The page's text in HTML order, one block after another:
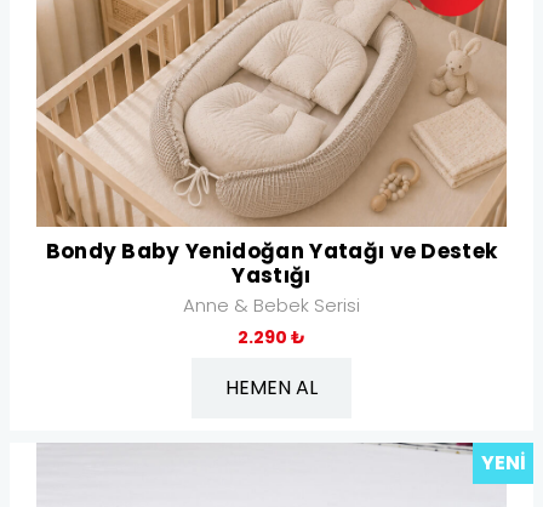
Bondy Baby Yenidoğan Yatağı ve Destek
Yastığı
Anne & Bebek Serisi
2.290 ₺
HEMEN AL
YENI